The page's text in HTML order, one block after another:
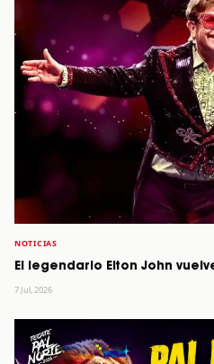
NOTICIAS
El legendario Elton John
7 Jul, 2026